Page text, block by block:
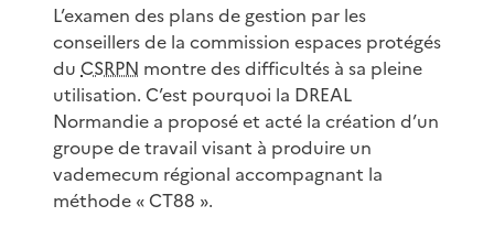
L’examen des plans de gestion par les
conseillers de la commission espaces protégés
du CSRPN montre des difficultés à sa pleine
utilisation. C’est pourquoi la DREAL
Normandie a proposé et acté la création d’un
groupe de travail visant à produire un
vademecum régional accompagnant la
méthode « CT88 ».